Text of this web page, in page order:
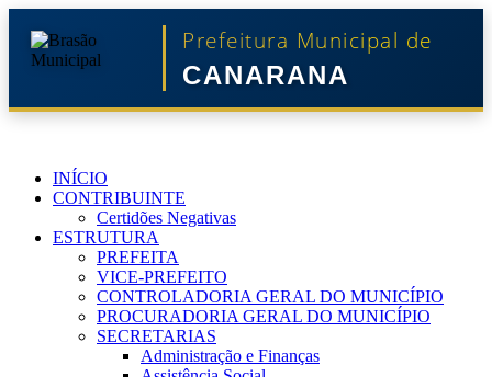
Prefeitura Municipal de
CANARANA
INÍCIO
CONTRIBUINTE
Certidões Negativas
ESTRUTURA
PREFEITA
VICE-PREFEITO
CONTROLADORIA GERAL DO MUNICÍPIO
PROCURADORIA GERAL DO MUNICÍPIO
SECRETARIAS
Administração e Finanças